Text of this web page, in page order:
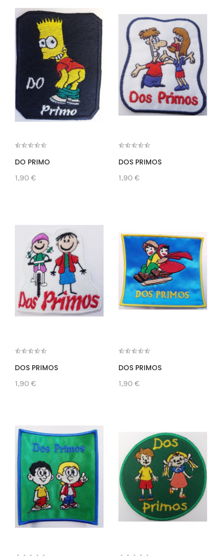
DO PRIMO
1,90 €
DOS PRIMOS
1,90 €
DOS PRIMOS
1,90 €
DOS PRIMOS
1,90 €